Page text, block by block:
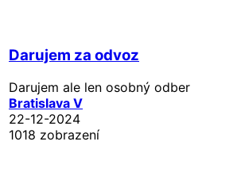
Darujem za odvoz
Darujem ale len osobný odber
Bratislava V
22-12-2024
1018 zobrazení